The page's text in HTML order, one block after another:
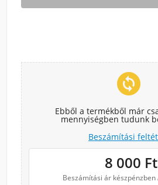
change_circle
Ebből a termékből már
mennyiségben tudunk
Beszámítási
8 000 Ft
Beszámítási ár